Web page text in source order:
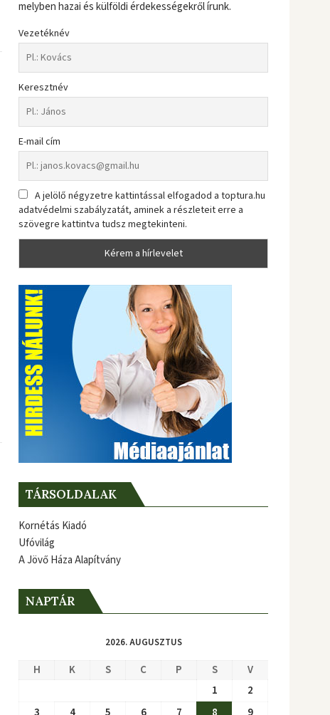
melyben hazai és külföldi érdekességekről írunk.
Vezetéknév
Keresztnév
E-mail cím
A jelölő négyzetre kattintással elfogadod a toptura.hu
adatvédelmi szabályzatát, aminek a részleteit erre a
szövegre kattintva tudsz megtekinteni.
TÁRSOLDALAK
Kornétás Kiadó
Ufóvilág
A Jövő Háza Alapítvány
NAPTÁR
2026. AUGUSZTUS
H K S C P S
V
1
2